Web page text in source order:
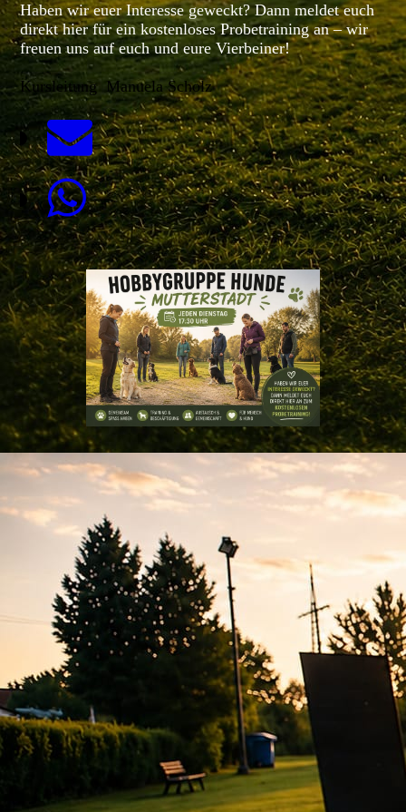
Haben wir euer Interesse geweckt? Dann meldet euch
direkt hier für ein kostenloses Probetraining an – wir
freuen uns auf euch und eure Vierbeiner!
Kursleitung Manuela Scholz